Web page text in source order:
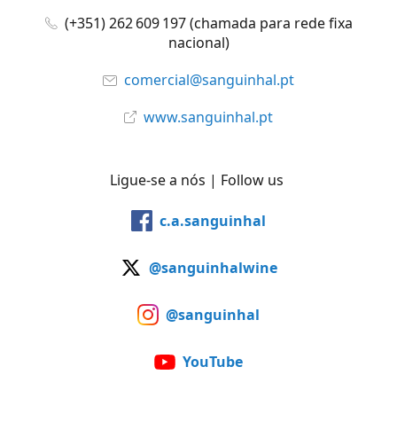
(+351) 262 609 197 (chamada para rede fixa
nacional)
comercial@sanguinhal.pt
www.sanguinhal.pt
Ligue-se a nós | Follow us
c.a.sanguinhal
@sanguinhalwine
@sanguinhal
YouTube